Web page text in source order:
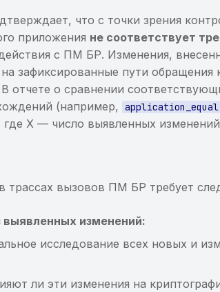
что с точки зрения
приложения не соответствует
с ПМ БР. Изменения,
зафиксированные пути
отчете о сравнении
(например,
где X — число выявленных
трассах вызовов ПМ БР требует
изменений:
исследование всех новых и
ли эти изменения на